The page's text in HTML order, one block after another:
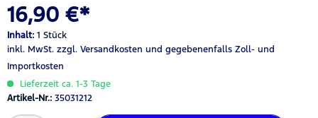
16,90 €*
Inhalt: 1 Stück
inkl. MwSt. zzgl. Versandkosten und gegebenenfalls Zoll- und
Importkosten
Lieferzeit ca. 1-3 Tage
Artikel-Nr.: 35031212